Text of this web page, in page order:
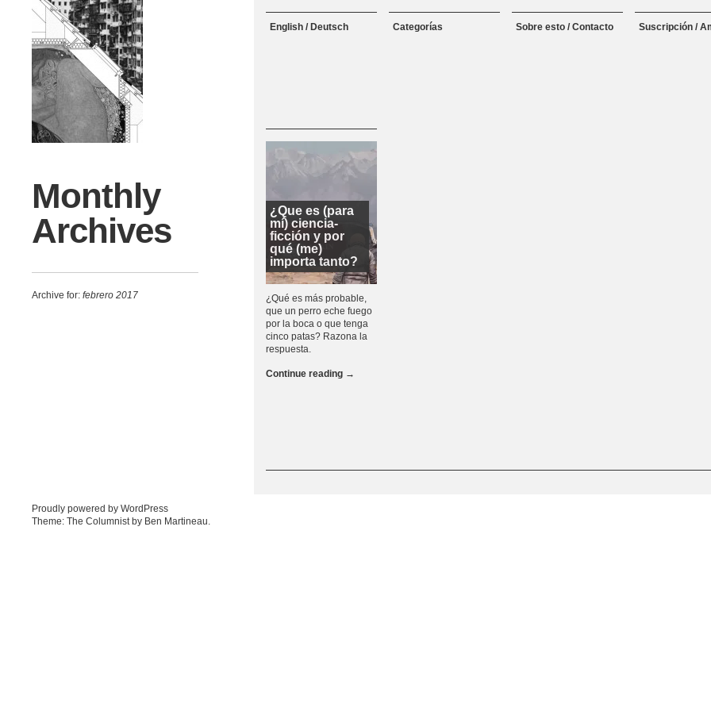
Monthly
Archives
Archive for: febrero 2017
Skip to content
English / Deutsch
Categorías Sobre esto / Contacto Suscripción /
¿Que es (para
mí) ciencia-
ficción y por
qué (me)
importa tanto?
¿Qué es más probable,
que un perro eche fuego
por la boca o que tenga
cinco patas? Razona la
respuesta.
Continue reading →
Proudly powered by WordPress
Theme: The Columnist by Ben Martineau.